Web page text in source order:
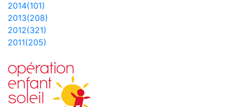
2014(101)
2013(208)
2012(321)
2011(205)